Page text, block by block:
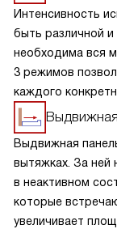
Интенсивность
быть различной
необходима вся
3 режимов
каждого
Выдвижная
вытяжках. За ней
в неактивном
которые
увеличивает